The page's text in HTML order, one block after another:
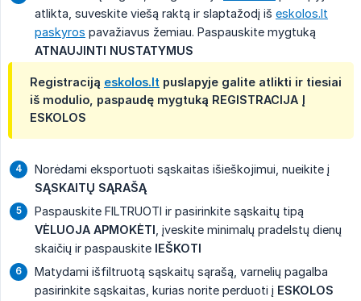
atlikta, suveskite viešą raktą ir slaptažodį iš eskolos.lt
paskyros pavažiavus žemiau. Paspauskite mygtuką
ATNAUJINTI NUSTATYMUS
Registraciją eskolos.lt puslapyje galite atlikti ir tiesiai
iš modulio, paspaudę mygtuką REGISTRACIJA Į
ESKOLOS
Norėdami eksportuoti sąskaitas išieškojimui, nueikite į
SĄSKAITŲ SĄRAŠĄ
Paspauskite FILTRUOTI ir pasirinkite sąskaitų tipą
VĖLUOJA APMOKĖTI , įveskite minimalų pradelstų dienų
skaičių ir paspauskite IEŠKOTI
Matydami išfiltruotą sąskaitų sąrašą, varnelių pagalba
pasirinkite sąskaitas, kurias norite perduoti į ESKOLOS